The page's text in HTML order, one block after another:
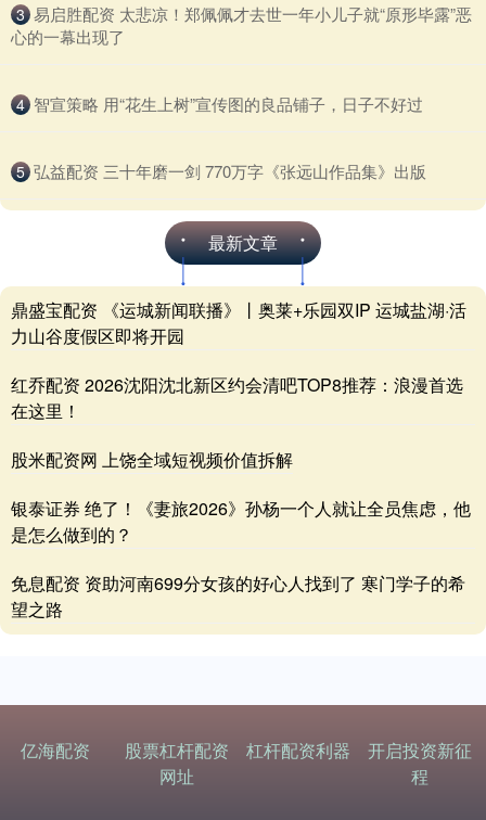
3 ​易启胜配资 太悲凉！郑佩佩才去世一年小儿子就“原形毕露”恶
心的一幕出现了
4 ​智宣策略 用“花生上树”宣传图的良品铺子，日子不好过
5 ​弘益配资 三十年磨一剑 770万字《张远山作品集》出版
最新文章
鼎盛宝配资 《运城新闻联播》丨奥莱+乐园双IP 运城盐湖·活
力山谷度假区即将开园
红乔配资 2026沈阳沈北新区约会清吧TOP8推荐：浪漫首选
在这里！
股米配资网 上饶全域短视频价值拆解
银泰证券 绝了！《妻旅2026》孙杨一个人就让全员焦虑，他
是怎么做到的？
免息配资 资助河南699分女孩的好心人找到了 寒门学子的希
望之路
亿海配资
股票杠杆配资
网址
杠杆配资利器
开启投资新征
程